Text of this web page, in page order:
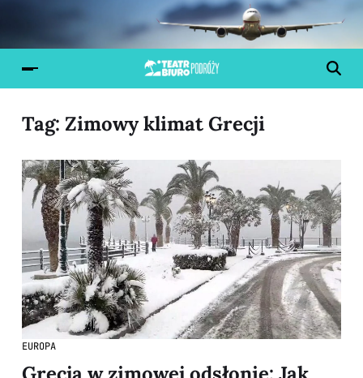
Tag: Zimowy klimat Grecji
EUROPA